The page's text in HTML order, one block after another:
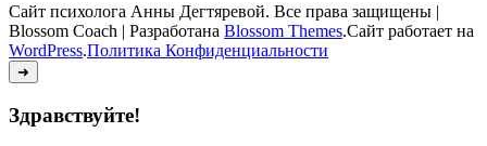
Сайт психолога Анны Дегтяревой. Все права защищены |
Blossom Coach | Разработана Blossom Themes.Сайт работает на
WordPress.Политика Конфиденциальности
➜
Здравствуйте!